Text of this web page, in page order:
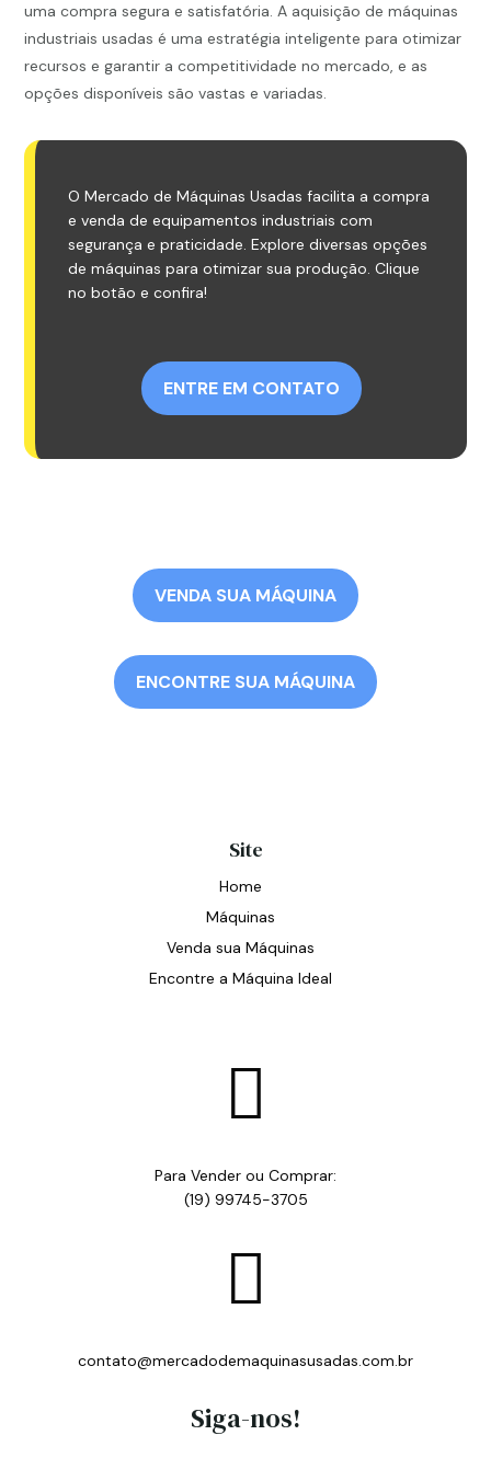
uma compra segura e satisfatória. A aquisição de máquinas
industriais usadas é uma estratégia inteligente para otimizar
recursos e garantir a competitividade no mercado, e as
opções disponíveis são vastas e variadas.
O Mercado de Máquinas Usadas facilita a compra
e venda de equipamentos industriais com
segurança e praticidade. Explore diversas opções
de máquinas para otimizar sua produção. Clique
no botão e confira!
ENTRE EM CONTATO
VENDA SUA MÁQUINA
ENCONTRE SUA MÁQUINA
Site
Home
Máquinas
Venda sua Máquinas
Encontre a Máquina Ideal

Para Vender ou Comprar:
(19) 99745-3705

contato@mercadodemaquinasusadas.com.br
Siga-nos!